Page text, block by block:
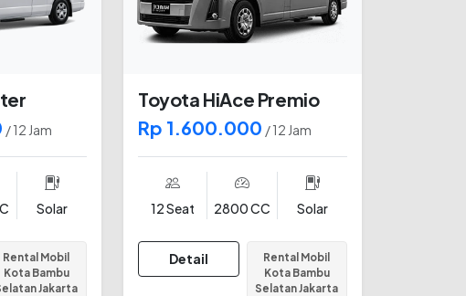
/ 12 Jam
Solar
Rental Mobil
Kota Bambu
Jakarta
Toyota HiAce Premio
Rp 1.600.000 / 12 Jam
12 Seat 2800 CC Solar
Detail
Rental Mobil
Kota Bambu
Selatan Jakarta